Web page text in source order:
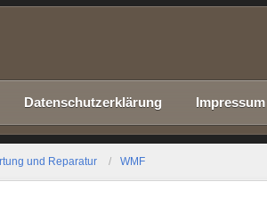
Datenschutzerklärung Impressum
und Reparatur WMF